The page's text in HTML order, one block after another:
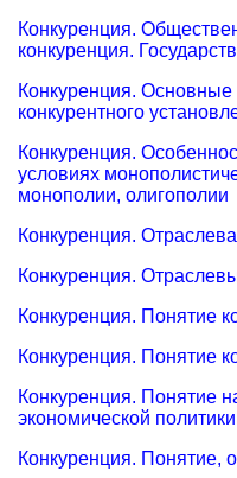
Конкуренция.
конкуренция.
Конкуренция.
конкурентного
Конкуренция.
условиях
монополии, олигополии
Конкуренция.
Конкуренция.
Конкуренция. Понятие
Конкуренция. Понятие
Конкуренция. Понятие
экономической
Конкуренция. Понятие,